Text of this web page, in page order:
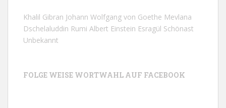
Khalil Gibran Johann Wolfgang von Goethe Mevlana
Dschelaluddin Rumi Albert Einstein Esragül Schönast
Unbekannt
FOLGE WEISE WORTWAHL AUF FACEBOOK